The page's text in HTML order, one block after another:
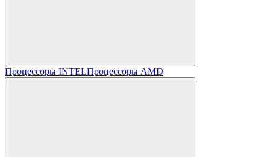
Процессоры INTELПроцессоры AMD